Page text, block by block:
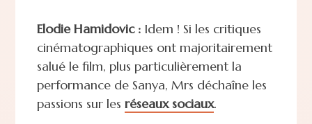
Elodie Hamidovic :Idem ! Si les critiques
cinématographiques ont majoritairement
salué le film, plus particulièrement la
performance de Sanya, Mrs déchaîne les
passions sur les réseaux sociaux.